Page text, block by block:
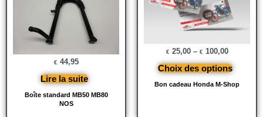
Boîte standard MB50 MB80
NOS
€ 44,95
Lire la suite
Bon cadeau Honda M-Shop
€ 25,00– € 100,00
Choix des options